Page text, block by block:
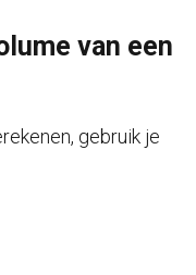
van een
gebruik je